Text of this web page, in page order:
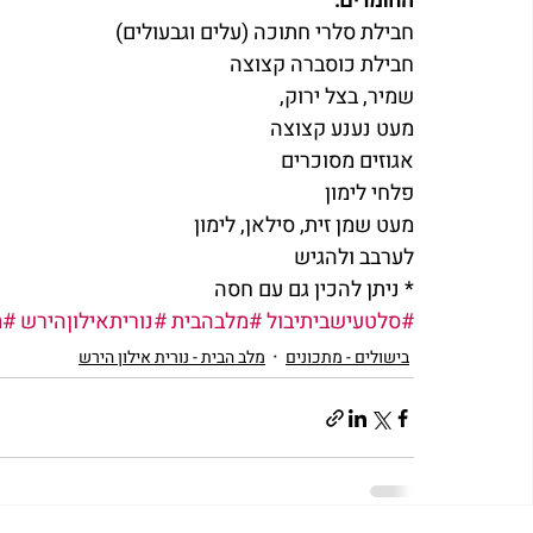
חבילת סלרי חתוכה (עלים וגבעולים)
חבילת כוסברה קצוצה
שמיר, בצל ירוק,
מעט נענע קצוצה
אגוזים מסוכרים
פלחי לימון
מעט שמן זית, סילאן, לימון
לערבב ולהגיש
* ניתן להכין גם עם חסה
#סלטעישביתיבול#מלבהבית#נוריתאילוןהירש
בישולים - מתכונים מלב הבית - נורית אילון הירש